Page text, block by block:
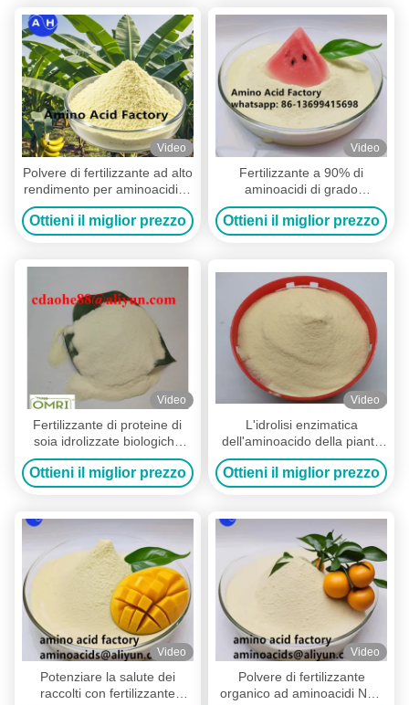
Video
Polvere di fertilizzante ad alto
rendimento per aminoacidi al
90% per gli aminoacidi
essenziali e la tolleranza allo
stress nelle colture
Ottieni il miglior prezzo
Video
Fertilizzante a 90% di
aminoacidi di grado
industriale in polvere per le
colture Amino Plus
Fertilizzante fogliare ad alta
stress
Ottieni il miglior prezzo
Video
Fertilizzante di proteine di
soia idrolizzate biologiche
certificate in polvere di
aminoacidi 90% per la
nutrizione di origine vegetale
Ottieni il miglior prezzo
Video
L'idrolisi enzimatica
dell'aminoacido della pianta
della polvere a base di
proteine del fertilizzante ha
estratto
Ottieni il miglior prezzo
Video
Potenziare la salute dei
raccolti con fertilizzante
Video
Polvere di fertilizzante
organico ad aminoacidi NPK